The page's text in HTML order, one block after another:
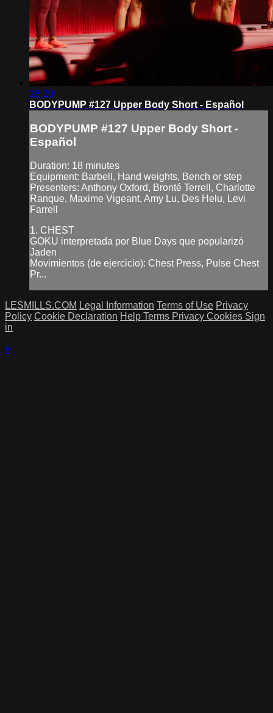
18:29
BODYPUMP #127 Upper Body Short - Español
BODYPUMP #127 Upper Body Short -
Español
Duration: 18 minutes
Equipment: Barbell, Hand weights, Bench or step
Presenters: Anthony Oxford, Bronté Terrell, Charlotte
Ranque, Maxime Vigeant, Amy Lu, Des Helu, Levi
Farrell
1. CHEST
GOKU interpretada por Blue Days que popularizó
Jaden
Movimientos (de ejercicio): Chest Press, Pulse Chest
Pr...
LESMILLS.COM Legal Information Terms of Use Privacy
Policy Cookie Declaration Help Terms Privacy Cookies Sign
in
×